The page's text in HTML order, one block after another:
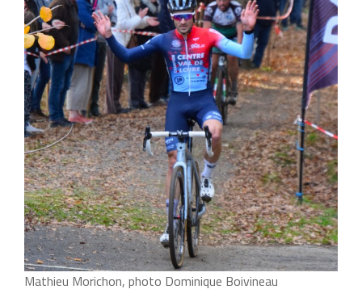
Mathieu Morichon, photo Dominique Boivineau